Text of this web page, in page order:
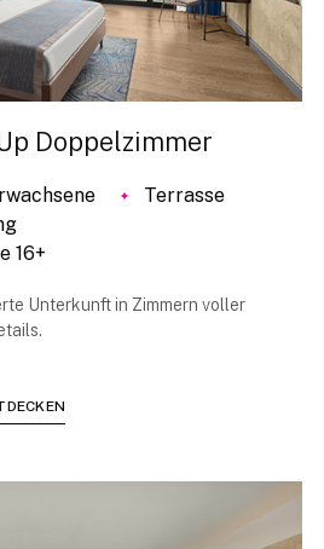
Doppelzimmer
Terrasse
16+
Unterkunft in Zimmern voller